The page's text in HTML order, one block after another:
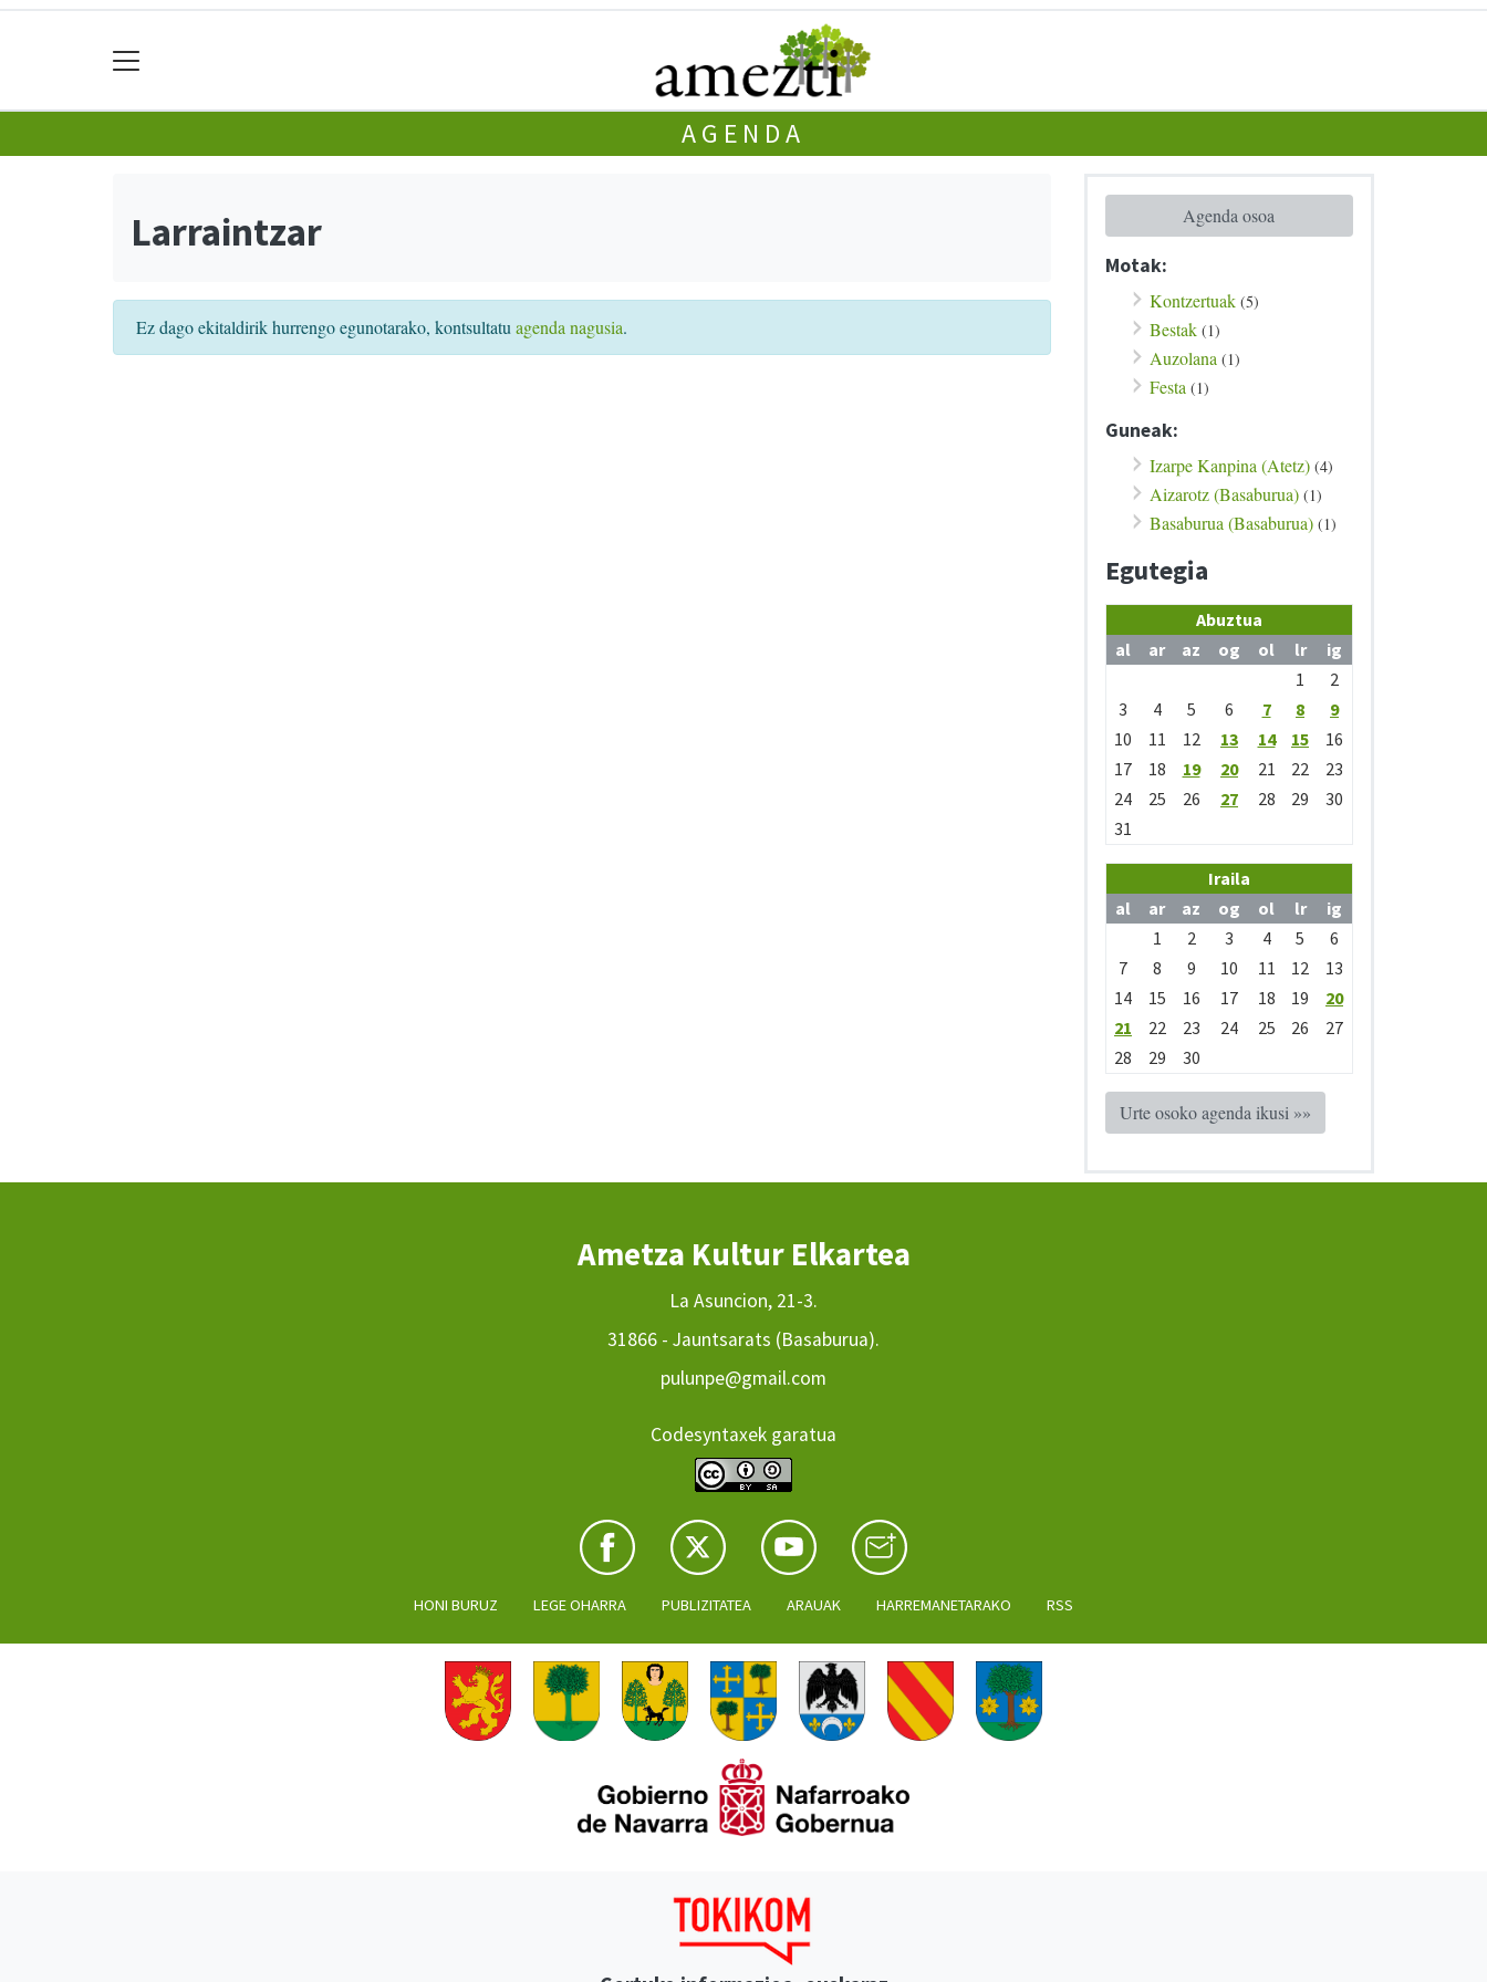
AGENDA
Larraintzar
Ez dago ekitaldirik hurrengo egunotarako, kontsultatu agenda nagusia.
Agenda osoa
Motak:
Kontzertuak (5)
Bestak (1)
Auzolana (1)
Festa (1)
Guneak:
Izarpe Kanpina (Atetz) (4)
Aizarotz (Basaburua) (1)
Basaburua (Basaburua) (1)
Egutegia
Abuztua
al
ar az og ol lr
ig
1
2
3
4 5 6 7 8
9
10
11 12 13 14 15
16
17
18 19 20 21 22
23
24
25 26 27 28 29
30
31
Iraila
al
ar az og ol lr
ig
1
2 3 4 5
6
7
8 9 10 11 12
13
14
15 16 17 18 19
20
21
22 23 24 25 26
27
28
29 30
Urte osoko agenda ikusi »»
Ametza Kultur Elkartea
La Asuncion, 21-3.
31866 - Jauntsarats (Basaburua).
pulunpe@gmail.com
Codesyntaxek garatua
HONI BURUZ LEGE OHARRA PUBLIZITATEA ARAUAK HARREMANETARAKO RSS